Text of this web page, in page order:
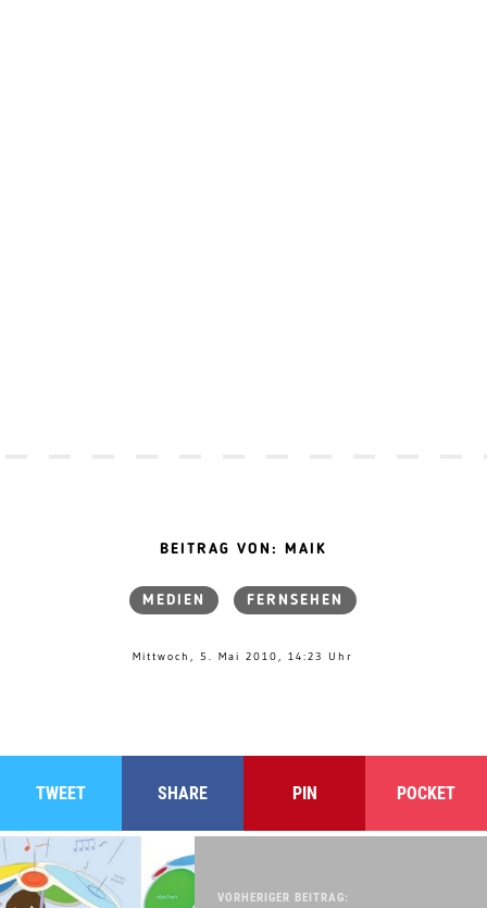
BEITRAG VON: MAIK
MEDIEN FERNSEHEN
Mittwoch, 5. Mai 2010, 14:23 Uhr
TWEET SHARE PIN POCKET
VORHERIGER BEITRAG: